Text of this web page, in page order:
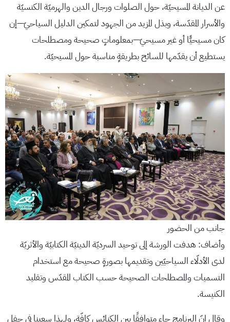
عن الديانة المسيحيّة، حول الصلوات ورجال الدين والهرميّة الكنسيّة
والأسرار المقدّسة، وبذل المزيد من الجهود لتمكين الدليل السياحيّ—إن
كان مسيحيًّا أو غير مسيحيّ—بمعلوماتٍ صحيحة ومصطلحات
يستطيع أن يقدّمها للسائح بطريقةٍ مناسبة حول المسيحيّة.
جانب من الحضور
وأضاف: هدفت الورشة إلى توحيد السرديّة الدينيّة الكتابيّة والأثريّة
لدى الأدلّاء السياحيّين وتقديمها بصورةٍ صحيحة مع استخدام
التسميات والمصطلحات الصحيحة حسب الكتاب المقدّس وتقليد
الكنيسة.
وقال إنّ البرنامج جاء متوافقًا بين الكنائس كافّة، ولهذا سعينا في حفل